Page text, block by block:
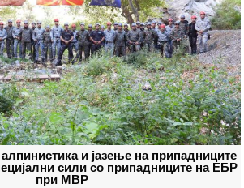
и јазење на припадниците
сили со припадниците на ЕБР
при МВР